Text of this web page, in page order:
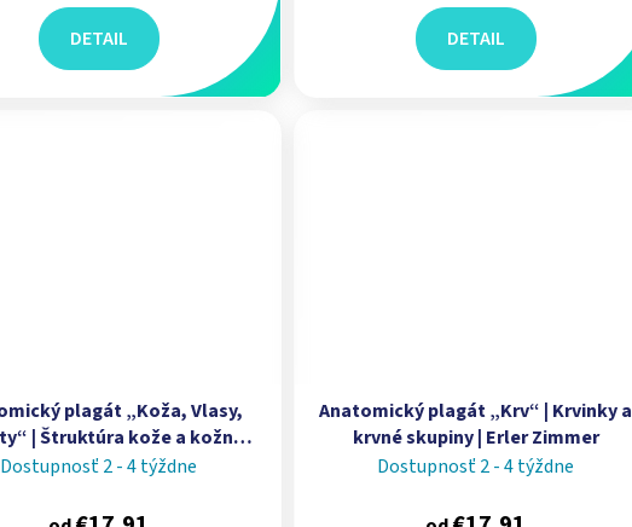
DETAIL DETAIL
plagát „Koža, Vlasy,
| Štruktúra kože a kožné
adnexy | Erler Zimmer
Dostupnosť 2 - 4 týždne
Anatomický plagát „Krv“ | Krvinky a
krvné skupiny | Erler Zimmer
Dostupnosť 2 - 4 týždne